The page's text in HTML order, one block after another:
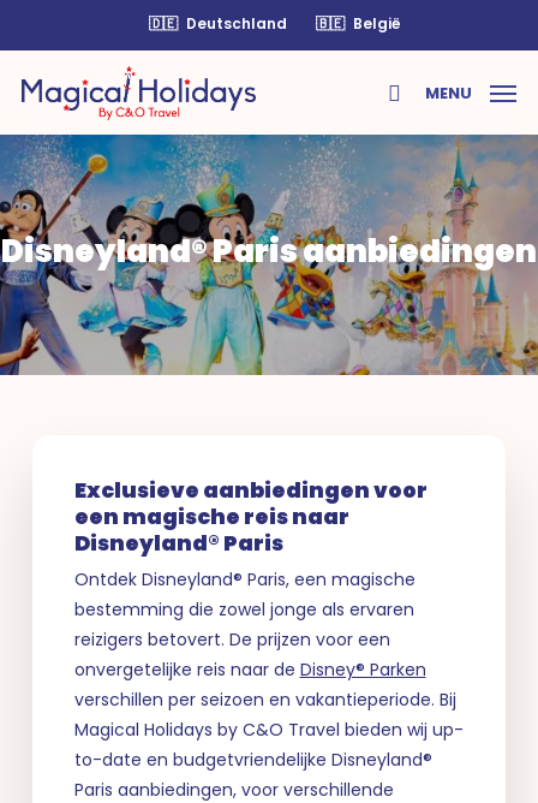
main
content
🇩🇪 Deutschland 🇧🇪 België
search
MENU
Disneyland® Paris aanbiedingen
Exclusieve aanbiedingen voor
een magische reis naar
Disneyland® Paris
Ontdek Disneyland® Paris, een magische
bestemming die zowel jonge als ervaren
reizigers betovert. De prijzen voor een
onvergetelijke reis naar de Disney® Parken
verschillen per seizoen en vakantieperiode. Bij
Magical Holidays by C&O Travel bieden wij up-
to-date en budgetvriendelijke Disneyland®
Paris aanbiedingen, voor verschillende